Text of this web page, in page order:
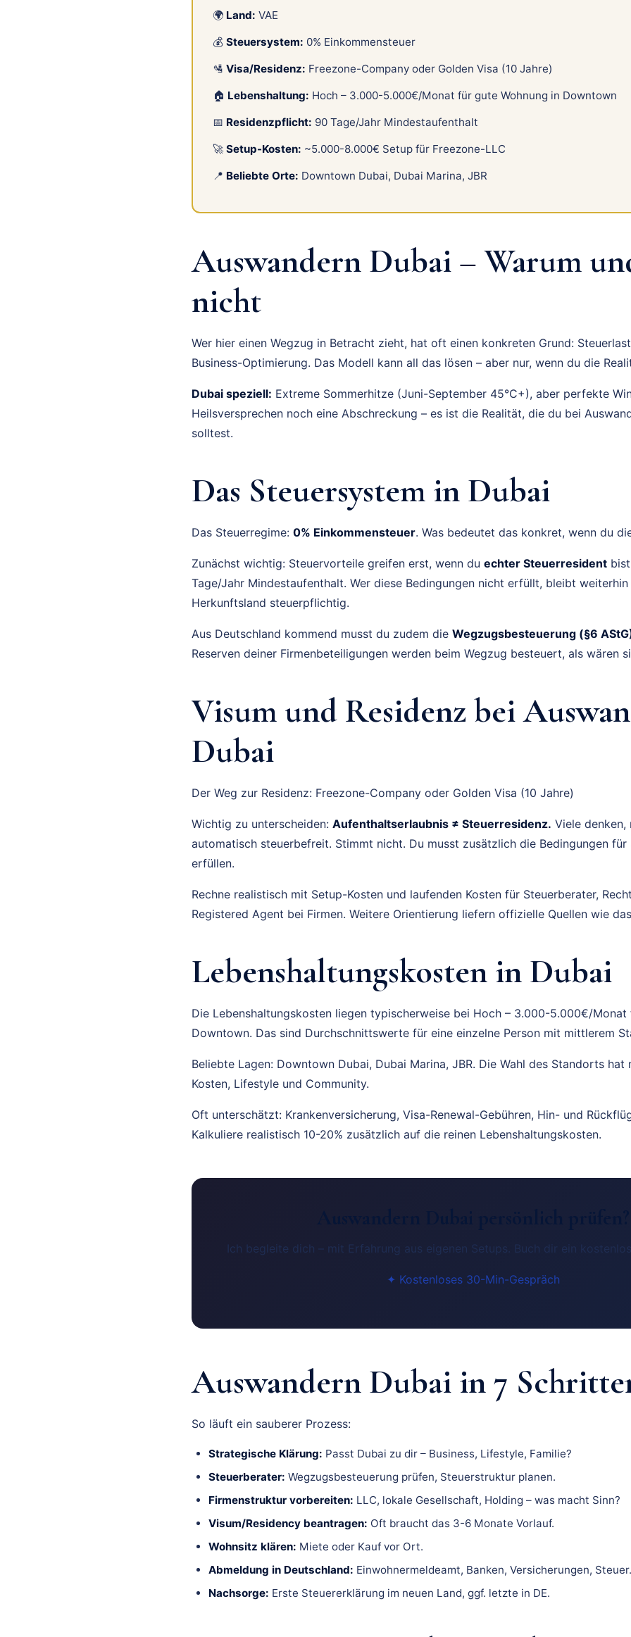
🌍 Land: VAE
💰 Steuersystem: 0% Einkommensteuer
🛂 Visa/Residenz: Freezone-Company oder Golden Visa (10 Jahre)
🏠 Lebenshaltung: Hoch – 3.000-5.000€/Monat für gute Wohnung in Downtown
📅 Residenzpflicht: 90 Tage/Jahr Mindestaufenthalt
🚀Setup-Kosten: ~5.000-8.000€ Setup für Freezone-LLC
📍 Beliebte Orte: Downtown Dubai, Dubai Marina, JBR
Auswandern Dubai – Warum
nicht
Wer hier einen Wegzug in Betracht zieht, hat oft einen konkreten Grund:
Business-Optimierung. Das Modell kann all das lösen – aber nur, wenn du die
Dubai speziell: Extreme Sommerhitze (Juni-September 45°C+), aber perfekte
Heilsversprechen noch eine Abschreckung – es ist die Realität, die du bei
solltest.
Das Steuersystem in Dubai
Das Steuerregime: 0% Einkommensteuer. Was bedeutet das konkret, wenn du
Zunächst wichtig: Steuervorteile greifen erst, wenn du echter Steuerresident
Tage/Jahr Mindestaufenthalt. Wer diese Bedingungen nicht erfüllt, bleibt weiterhin
Herkunftsland steuerpflichtig.
Aus Deutschland kommend musst du zudem die Wegzugsbesteuerung (§6
Reserven deiner Firmenbeteiligungen werden beim Wegzug besteuert, als wären
Visum und Residenz bei
Dubai
Der Weg zur Residenz: Freezone-Company oder Golden Visa (10 Jahre)
Wichtig zu unterscheiden: Aufenthaltserlaubnis ≠ Steuerresidenz. Viele
automatisch steuerbefreit. Stimmt nicht. Du musst zusätzlich die Bedingungen für
erfüllen.
Rechne realistisch mit Setup-Kosten und laufenden Kosten für Steuerberater,
Registered Agent bei Firmen. Weitere Orientierung liefern offizielle Quellen wie
Lebenshaltungskosten in Dubai
Die Lebenshaltungskosten liegen typischerweise bei Hoch – 3.000-5.000€/Monat
Downtown. Das sind Durchschnittswerte für eine einzelne Person mit mittlerem
Beliebte Lagen: Downtown Dubai, Dubai Marina, JBR. Die Wahl des Standorts hat
Kosten, Lifestyle und Community.
Oft unterschätzt: Krankenversicherung, Visa-Renewal-Gebühren, Hin- und
Kalkuliere realistisch 10-20% zusätzlich auf die reinen Lebenshaltungskosten.
Ich begleite dich – mit Erfahrung aus eigenen Setups. Buch dir ein
✦ Kostenloses 30-Min-Gespräch
Auswandern Dubai in 7
So läuft ein sauberer Prozess:
Strategische Klärung: Passt Dubai zu dir – Business, Lifestyle, Familie?
Steuerberater: Wegzugsbesteuerung prüfen, Steuerstruktur planen.
Firmenstruktur vorbereiten: LLC, lokale Gesellschaft, Holding – was macht Sinn?
Visum/Residency beantragen: Oft braucht das 3-6 Monate Vorlauf.
Wohnsitz klären: Miete oder Kauf vor Ort.
Abmeldung in Deutschland: Einwohnermeldeamt, Banken, Versicherungen, Steuer.
Nachsorge: Erste Steuererklärung im neuen Land, ggf. letzte in DE.